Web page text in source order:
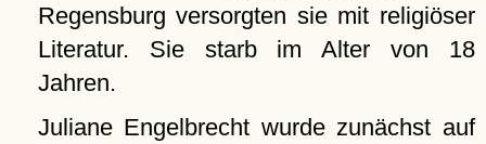
Regensburg versorgten sie mit religiöser
Literatur. Sie starb im Alter von 18
Jahren.
Juliane Engelbrecht wurde zunächst auf